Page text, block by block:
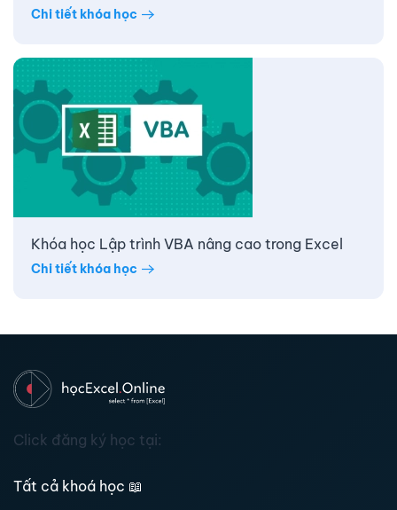
Chi tiết khóa học
Khóa học Lập trình VBA nâng cao trong Excel
Chi tiết khóa học
Click đăng ký học tại:
Tất cả khoá học 📖